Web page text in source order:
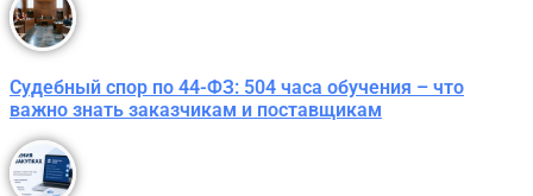
Судебный спор по 44-ФЗ: 504 часа обучения – что
важно знать заказчикам и поставщикам